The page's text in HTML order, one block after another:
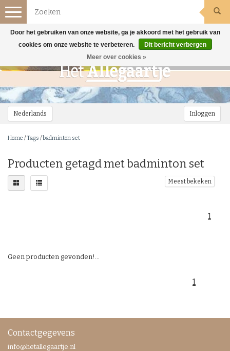
Nederlands Inloggen
Toggle
navigation
Home /Tags /badminton set
Producten getagd met badminton set
Meest bekeken
1
Geen producten gevonden!...
1
Contactgegevens
info@hetallegaartje.nl
Door het gebruiken van onze website, ga je akkoord met het gebruik van
cookies om onze website te verbeteren.
Dit bericht verbergen
Meer over cookies »